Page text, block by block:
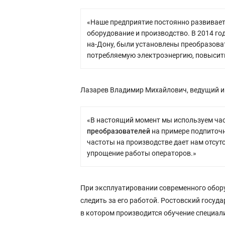
«Наше предприятие постоянно
оборудование и производство. В 2014
на-Дону, были установлены
потребляемую электроэнергию,
Лазарев Владимир Михайлович, ведущий
«В настоящий момент мы используем
преобразователей на примере
частоты на производстве дает нам
упрощение работы операторов.»
При эксплуатировании современного
следить за его работой. Ростовский
в котором производится обучение